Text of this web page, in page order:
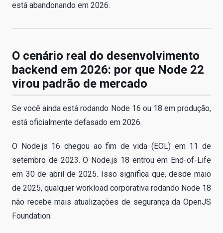
está abandonando em 2026.
O cenário real do desenvolvimento
backend em 2026: por que Node 22
virou padrão de mercado
Se você ainda está rodando Node 16 ou 18 em produção,
está oficialmente defasado em 2026.
O Node.js 16 chegou ao fim de vida (EOL) em 11 de
setembro de 2023. O Node.js 18 entrou em End-of-Life
em 30 de abril de 2025. Isso significa que, desde maio
de 2025, qualquer workload corporativa rodando Node 18
não recebe mais atualizações de segurança da OpenJS
Foundation.